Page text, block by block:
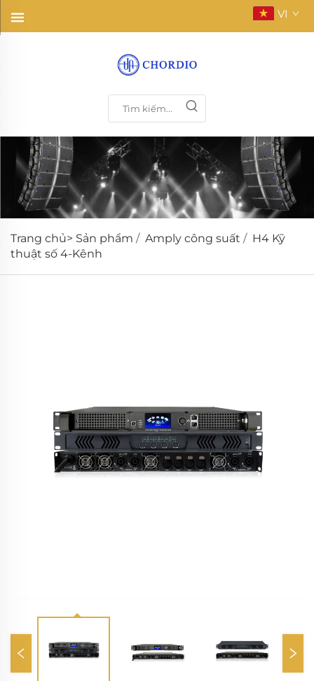
VI
Trang chủ> Sản phẩm / Amply công suất / H4 Kỹ
thuật số 4-Kênh